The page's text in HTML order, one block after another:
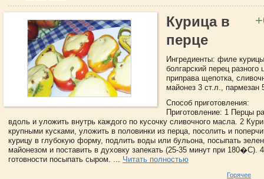
Курица в
перце
Ингредиенты: филе
болгарский перец разного
приправа щепотка,
майонез 3 ст.л., пармезан
Способ приготовления:
Приготовление: 1 Перцы
вдоль и уложить внутрь каждого по кусочку сливочного масла. 2
крупными кусками, уложить в половинки из перца, посолить и
курицу в глубокую форму, подлить воды или бульона, посыпать
майонезом и поставить в духовку запекать (25-35 минут при 180�C).
готовности посыпать сыром. ... Читать полностью
Горячее